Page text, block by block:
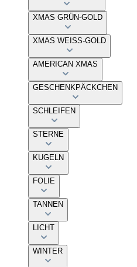
XMAS GRÜN-GOLD
XMAS WEISS-GOLD
AMERICAN XMAS
GESCHENKPÄCKCHEN
SCHLEIFEN
STERNE
KUGELN
FOLIE
TANNEN
LICHT
WINTER